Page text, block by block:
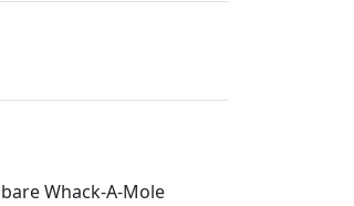
Whack-A-Mole